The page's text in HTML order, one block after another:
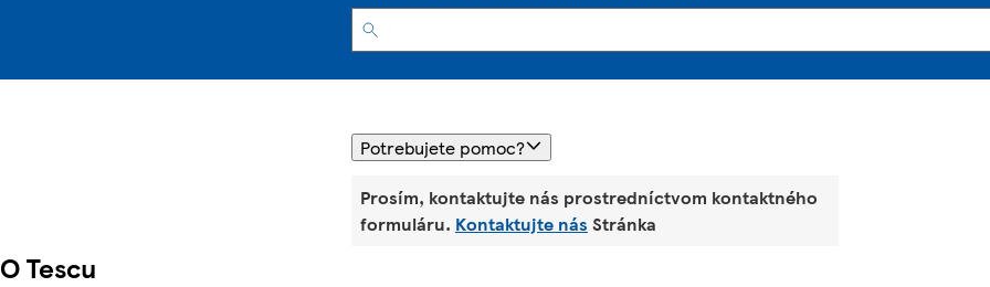
Potrebujete pomoc?
Prosím, kontaktujte nás prostredníctvom kontaktného
formuláru. Kontaktujte nás Stránka
O Tescu